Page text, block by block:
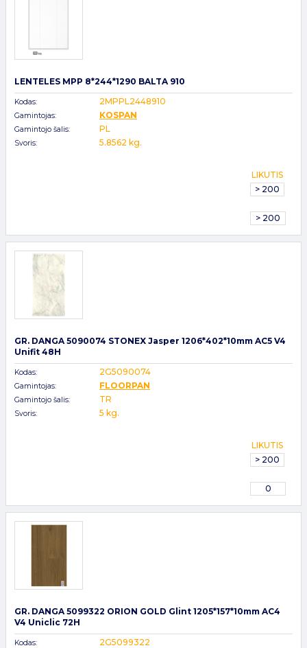
LENTELES MPP 8*244*1290 BALTA 910
Kodas: 2MPPL2448910
Gamintojas: KOSPAN
Gamintojo šalis: PL
Svoris: 5.8562 kg.
LIKUTIS
> 200
> 200
GR. DANGA 5090074 STONEX Jasper 1206*402*10mm AC5 V4
Unifit 48H
Kodas: 2G5090074
Gamintojas: FLOORPAN
Gamintojo šalis: TR
Svoris: 5 kg.
LIKUTIS
> 200
0
GR. DANGA 5099322 ORION GOLD Glint 1205*157*10mm AC4
V4 Uniclic 72H
Kodas: 2G5099322